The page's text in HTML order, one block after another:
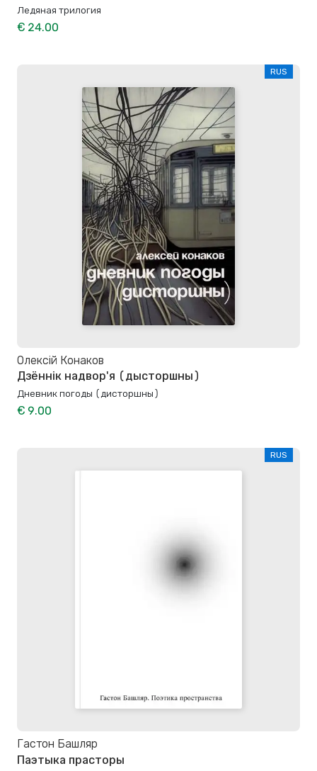
Ледяная трилогия
€ 24.00
RUS
Олексій Конаков
Дзённік надвор'я (дысторшны)
Дневник погоды (дисторшны)
€ 9.00
RUS
Гастон Башляр
Паэтыка прасторы